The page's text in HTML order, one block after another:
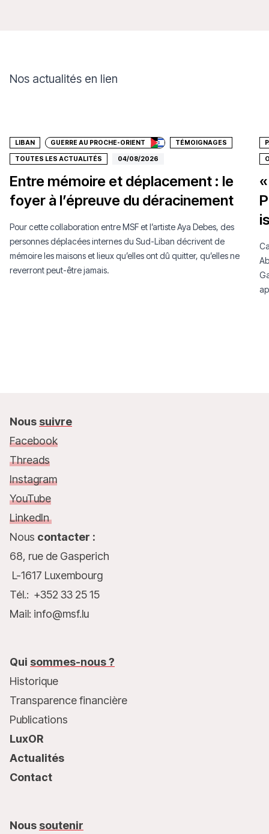
Nos actualités en lien
LIBAN GUERRE AU PROCHE-ORIENT TÉMOIGNAGES
TOUTES LES ACTUALITÉS 04/08/2026
Entre mémoire et déplacement : le
foyer à l’épreuve du déracinement
Pour cette collaboration entre MSF et l’artiste Aya Debes, des
personnes déplacées internes du Sud-Liban décrivent de
mémoire les maisons et lieux qu’elles ont dû quitter, qu’elles ne
reverront peut-être jamais.
Nous suivre
Facebook
Threads
Instagram
YouTube
LinkedIn
Nous contacter :
68, rue de Gasperich
L-1617 Luxembourg
Tél.: +352 33 25 15
Mail: info@msf.lu
Qui sommes-nous ?
Historique
Transparence financière
Publications
LuxOR
Actualités
Contact
Nous soutenir